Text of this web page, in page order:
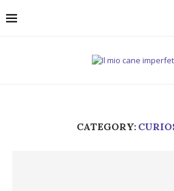
CATEGORY: